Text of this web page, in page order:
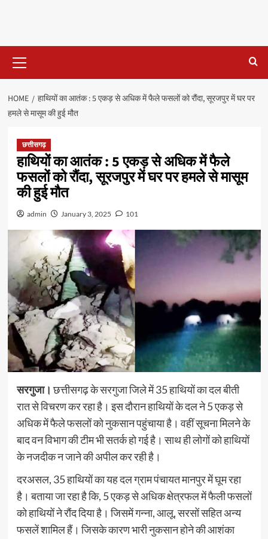
Menu
HOME
हाथियों का आतंक : 5 एकड़ से अधिक में फैले फसलों को रौंदा, सूरजपुर में घर पर
हमले से मासूम की हुई मौत
छत्तीसगढ़
हाथियों का आतंक : 5 एकड़ से अधिक में फैले
फसलों को रौंदा, सूरजपुर में घर पर हमले से मासूम
की हुई मौत
admin January 3, 2025 101
सरगुजा।छत्तीसगढ़ के सरगुजा जिले में 35 हाथियों का दल बीती
रात से विचरण कर रहा है। इस दौरान हाथियों के दल ने 5 एकड़ से
अधिक में फैले फसलों को नुकसान पहुंचाया है। वहीं सूचना मिलने के
बाद वन विभाग की टीम भी सतर्क हो गई है। साथ ही लोगों को हाथियों
के नजदीक न जाने की अपील कर रही है।
दरअसल, 35 हाथियों का यह दल ग्राम पंचायत मानपुर में घूम रहा
है। बताया जा रहा है कि, 5 एकड़ से अधिक क्षेत्रफल में फैली फसलों
को हाथियों ने रौंद दिया है। जिसमें गन्ना, आलू, सरसों सहित अन्य
फसलें शामिल हैं। जिसके कारण भारी नुकसान होने की आशंका